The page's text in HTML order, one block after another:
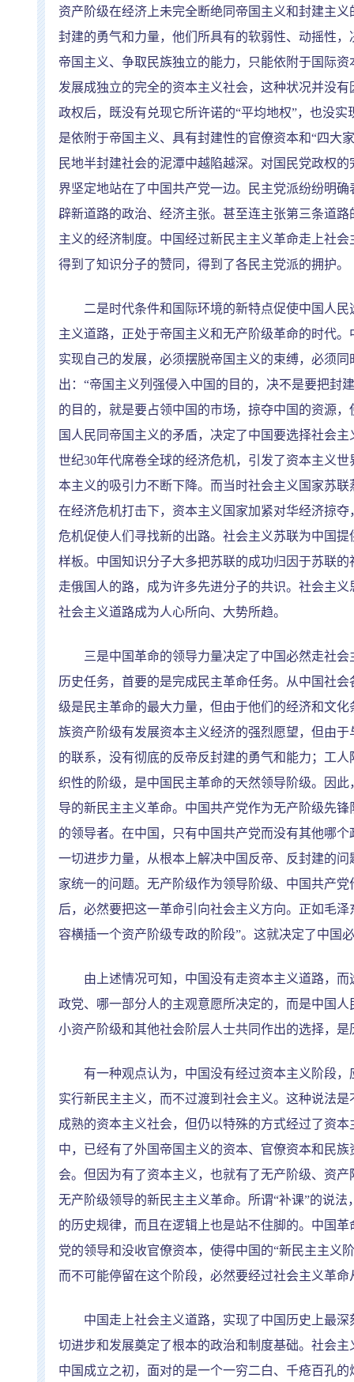
资产阶级在经济上未完全断绝同帝国主义和封建主
封建的勇气和力量，他们所具有的软弱性、动摇性
帝国主义、争取民族独立的能力，只能依附于国际
发展成独立的完全的资本主义社会，这种状况并没
政权后，既没有兑现它所许诺的“平均地权”，也没实
是依附于帝国主义、具有封建性的官僚资本和“四大
民地半封建社会的泥潭中越陷越深。对国民党政权
界坚定地站在了中国共产党一边。民主党派纷纷明
辟新道路的政治、经济主张。甚至连主张第三条道
主义的经济制度。中国经过新民主主义革命走上社
得到了知识分子的赞同，得到了各民主党派的拥护。
二是时代条件和国际环境的新特点促使中国人民
主义道路，正处于帝国主义和无产阶级革命的时代
实现自己的发展，必须摆脱帝国主义的束缚，必须
出： “帝国主义列强侵入中国的目的，决不是要把封
的目的，就是要占领中国的市场，掠夺中国的资源
国人民同帝国主义的矛盾，决定了中国要选择社会
世纪30年代席卷全球的经济危机，引发了资本主义
本主义的吸引力不断下降。而当时社会主义国家苏
在经济危机打击下，资本主义国家加紧对华经济掠
危机促使人们寻找新的出路。社会主义苏联为中国
样板。中国知识分子大多把苏联的成功归因于苏联
走俄国人的路，成为许多先进分子的共识。社会主
社会主义道路成为人心所向、大势所趋。
三是中国革命的领导力量决定了中国必然走社会
历史任务，首要的是完成民主革命任务。从中国社
级是民主革命的最大力量，但由于他们的经济和文
族资产阶级有发展资本主义经济的强烈愿望，但由
的联系，没有彻底的反帝反封建的勇气和能力；工
织性的阶级，是中国民主革命的天然领导阶级。因
导的新民主主义革命。中国共产党作为无产阶级先
的领导者。在中国，只有中国共产党而没有其他哪
一切进步力量，从根本上解决中国反帝、反封建的
家统一的问题。无产阶级作为领导阶级、中国共产
后，必然要把这一革命引向社会主义方向。正如毛
容横插一个资产阶级专政的阶段”。这就决定了中国
由上述情况可知，中国没有走资本主义道路，而
政党、哪一部分人的主观意愿所决定的，而是中国
小资产阶级和其他社会阶层人士共同作出的选择，
有一种观点认为，中国没有经过资本主义阶段，
实行新民主主义，而不过渡到社会主义。这种说法
成熟的资本主义社会，但仍以特殊的方式经过了资
中，已经有了外国帝国主义的资本、官僚资本和民
会。但因为有了资本主义，也就有了无产阶级、资
无产阶级领导的新民主主义革命。所谓“补课”的说法
的历史规律，而且在逻辑上也是站不住脚的。中国
党的领导和没收官僚资本，使得中国的“新民主主义
而不可能停留在这个阶段，必然要经过社会主义革
中国走上社会主义道路，实现了中国历史上最深
切进步和发展奠定了根本的政治和制度基础。社会
中国成立之初，面对的是一个一穷二白、千疮百孔